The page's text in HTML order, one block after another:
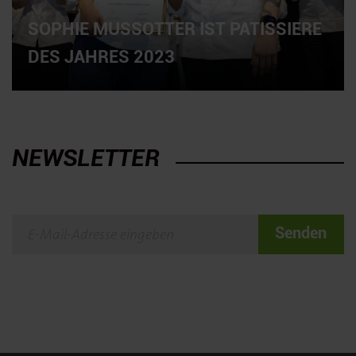
SOPHIE MUSSOTTER IST PATISSIERE
DES JAHRES 2023
NEWSLETTER
Senden